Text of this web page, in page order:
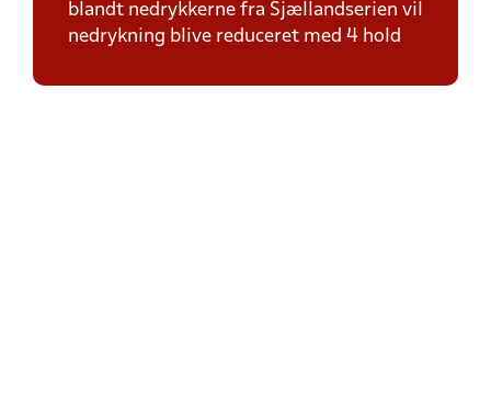
blandt nedrykkerne fra Sjællandserien vil
nedrykning blive reduceret med 4 hold